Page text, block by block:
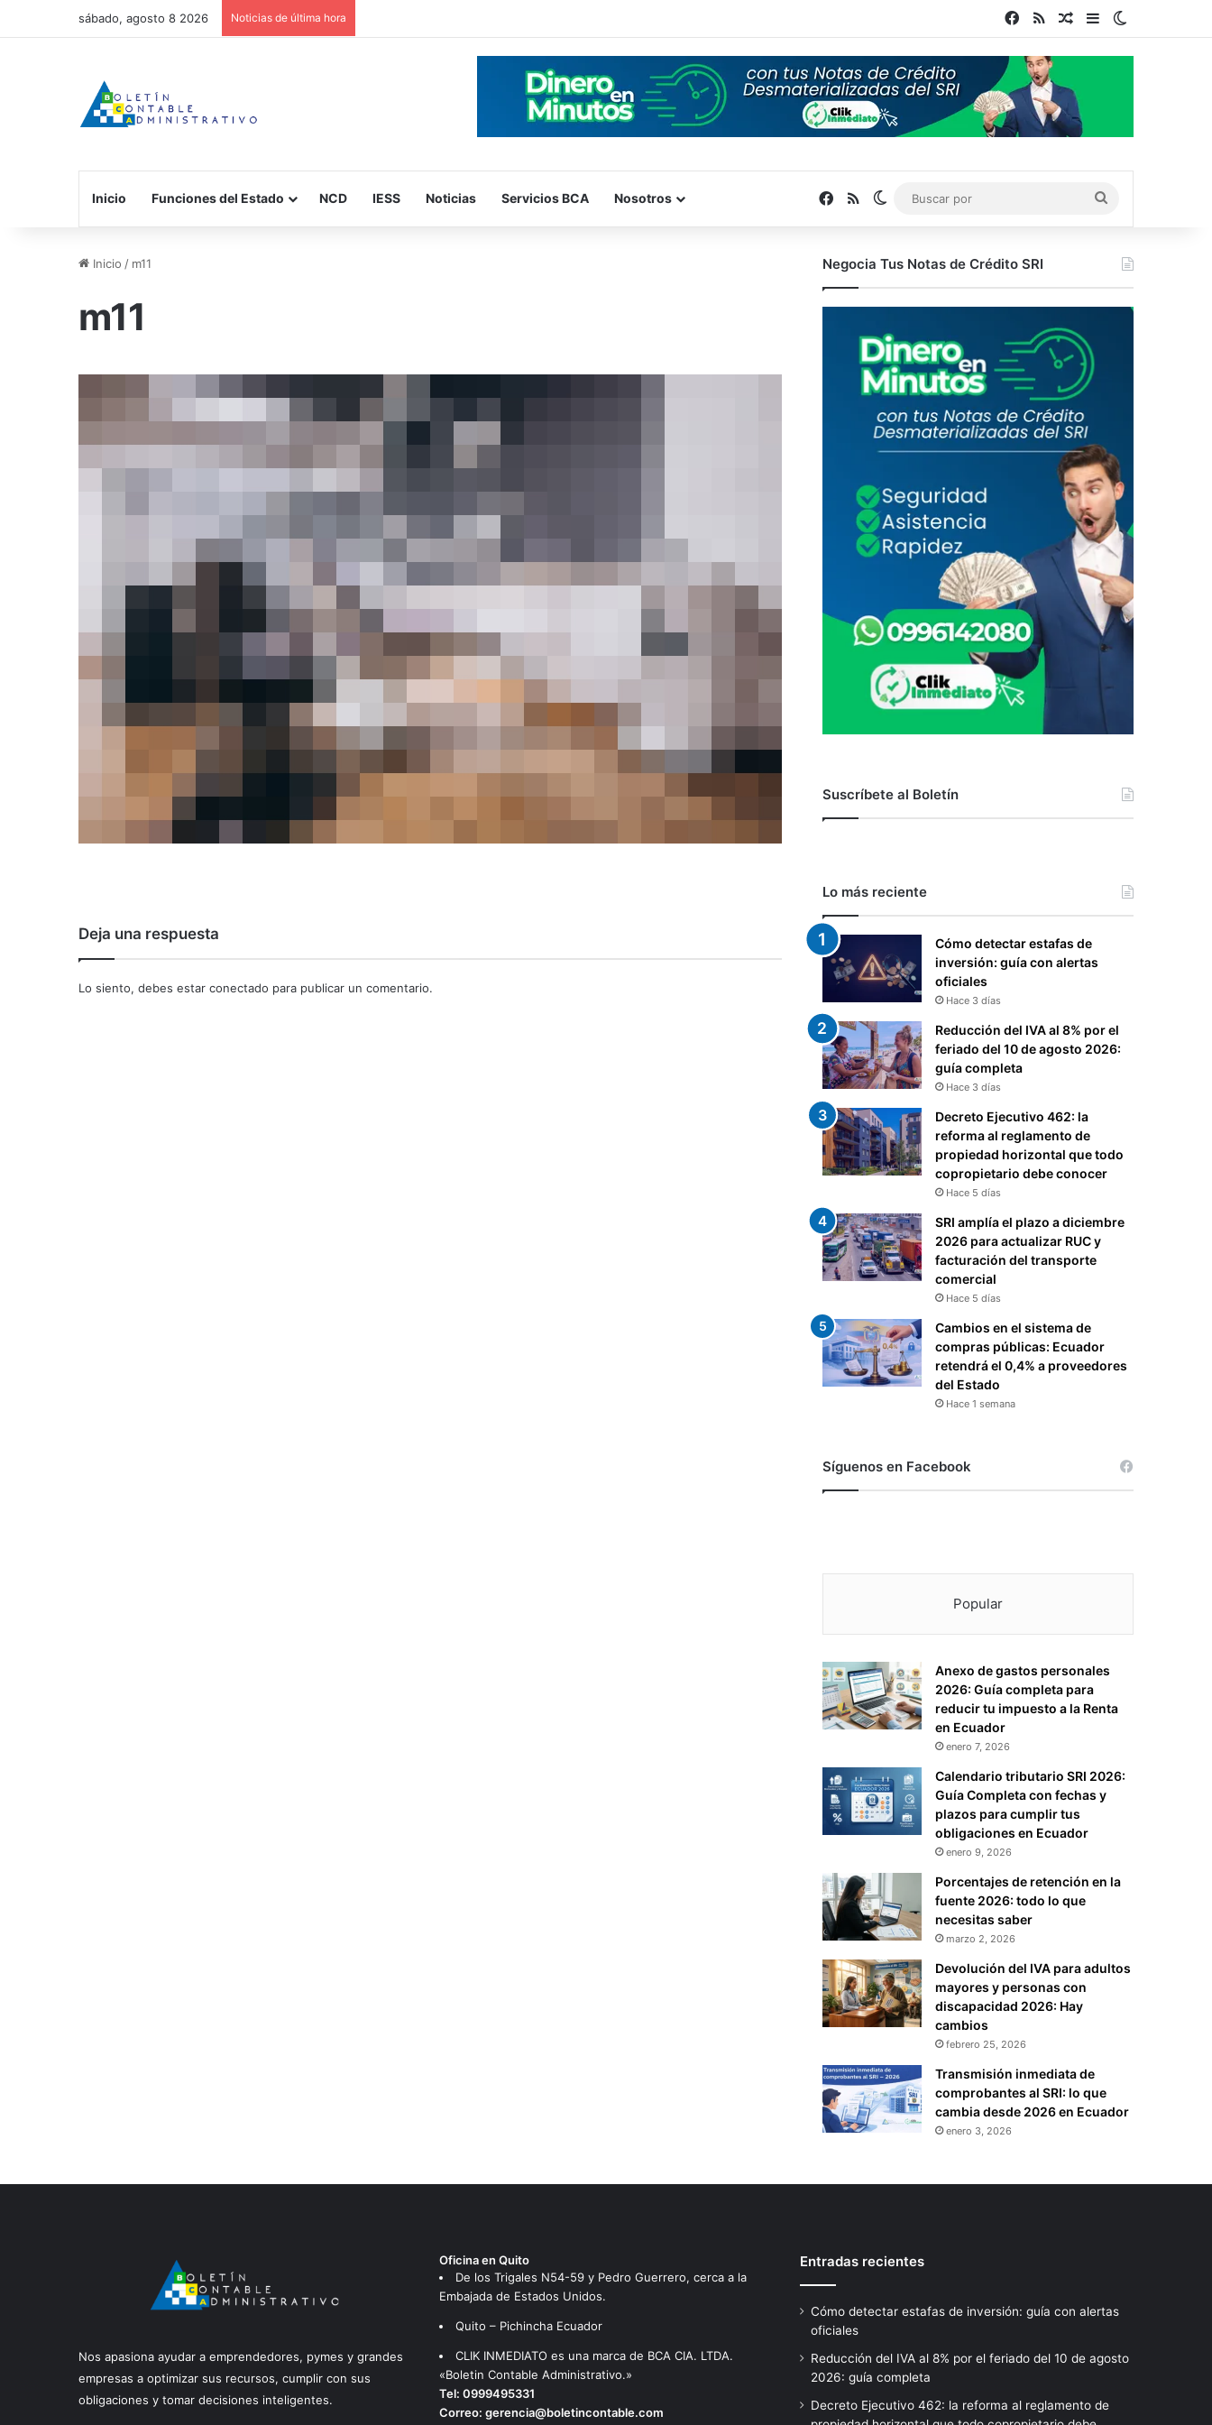
sábado, agosto 8 2026 Noticias de última hora Facebook
RSS Publicación al azar
Barra lateral
Inicio Funciones del Estado NCD IESS Noticias Servicios BCA Nosotros Facebook
RSS Switch skin
por
Inicio / m11
m11
Deja una respuesta
Lo siento, debes estar conectado para publicar un comentario.
Negocia Tus Notas de Crédito SRI
Suscríbete al Boletín
Lo más reciente
Cómo detectar estafas de
inversión: guía con alertas
oficiales
Hace 3 días
Reducción del IVA al 8% por el
feriado del 10 de agosto 2026:
guía completa
Hace 3 días
Decreto Ejecutivo 462: la
reforma al reglamento de
propiedad horizontal que todo
copropietario debe conocer
Hace 5 días
SRI amplía el plazo a diciembre
2026 para actualizar RUC y
facturación del transporte
comercial
Hace 5 días
Cambios en el sistema de
compras públicas: Ecuador
retendrá el 0,4% a proveedores
del Estado
Hace 1 semana
Síguenos en Facebook
Popular
Anexo de gastos personales
2026: Guía completa para
reducir tu impuesto a la Renta
en Ecuador
enero 7, 2026
Calendario tributario SRI 2026:
Guía Completa con fechas y
plazos para cumplir tus
obligaciones en Ecuador
enero 9, 2026
Porcentajes de retención en la
fuente 2026: todo lo que
necesitas saber
marzo 2, 2026
Devolución del IVA para adultos
mayores y personas con
discapacidad 2026: Hay
cambios
febrero 25, 2026
Transmisión inmediata de
comprobantes al SRI: lo que
cambia desde 2026 en Ecuador
enero 3, 2026
Nos apasiona ayudar a emprendedores, pymes y grandes
empresas a optimizar sus recursos, cumplir con sus
obligaciones y tomar decisiones inteligentes.
Oficina en Quito
De los Trigales N54-59 y Pedro Guerrero, cerca a la
Embajada de Estados Unidos.
Quito – Pichincha Ecuador
CLIK INMEDIATO es una marca de BCA CIA. LTDA.
«Boletin Contable Administrativo.»
Tel: 0999495331
Correo: gerencia@boletincontable.com
Entradas recientes
Cómo detectar estafas de inversión: guía con alertas
oficiales
Reducción del IVA al 8% por el feriado del 10 de agosto
2026: guía completa
Decreto Ejecutivo 462: la reforma al reglamento de